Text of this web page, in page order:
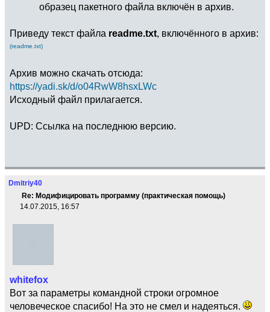
образец пакетного файла включён в архив.
Приведу текст файла readme.txt, включённого в архив:
(readme.txt)
Архив можно скачать отсюда:
https://yadi.sk/d/o04RwW8hsxLWc
Исходный файл прилагается.
UPD: Ссылка на последнюю версию.
Dmitriy40
Re: Модифицировать программу (практическая помощь)
14.07.2015, 16:57
whitefox
Вот за параметры командной строки огромное
человеческое спасибо! На это не смел и надеяться.